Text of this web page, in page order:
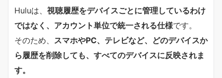
Huluは、 視聴履歴をデバイスごとに管理しているわけ
ではなく、アカウント単位で統一される仕様です。
そのため、 スマホやPC、テレビなど、どのデバイスか
ら履歴を削除しても、すべてのデバイスに反映されま
す。